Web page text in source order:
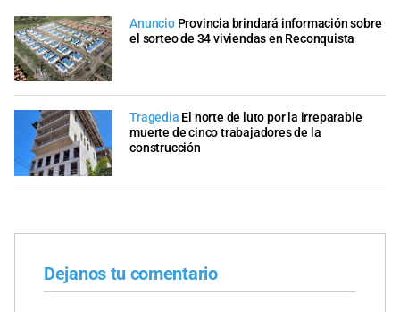
Anuncio Provincia brindará información sobre
el sorteo de 34 viviendas en Reconquista
Tragedia El norte de luto por la irreparable
muerte de cinco trabajadores de la
construcción
Dejanos tu comentario